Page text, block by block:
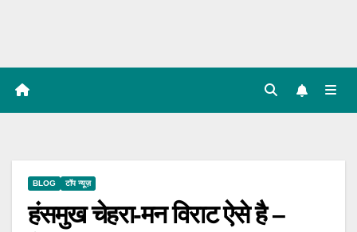
BLOG टॉप न्यूज़
हंसमुख चेहरा-मन विराट ऐसे है –